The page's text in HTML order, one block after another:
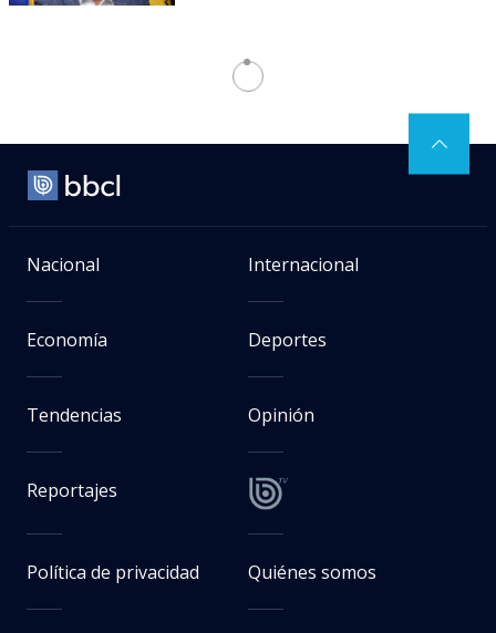
Nacional Internacional
Economía Deportes
Tendencias Opinión
Reportajes
Política de privacidad Quiénes somos